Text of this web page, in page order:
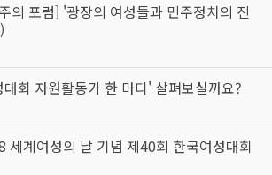
의 포럼] '광장의 여성들과 민주정치의 진
회 자원활동가 한 마디' 살펴보실까요?
세계여성의 날 기념 제40회 한국여성대회